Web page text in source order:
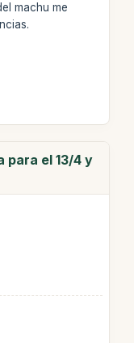
machu me
para el 13/4 y